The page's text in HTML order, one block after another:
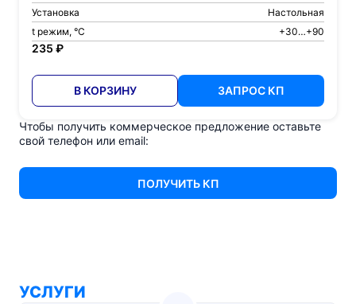
Установка
Настольная
t режим, °С
+30…+90
235 ₽
В КОРЗИНУ ЗАПРОС КП
Чтобы получить коммерческое предложение оставьте
свой телефон или email:
ПОЛУЧИТЬ КП
УСЛУГИ